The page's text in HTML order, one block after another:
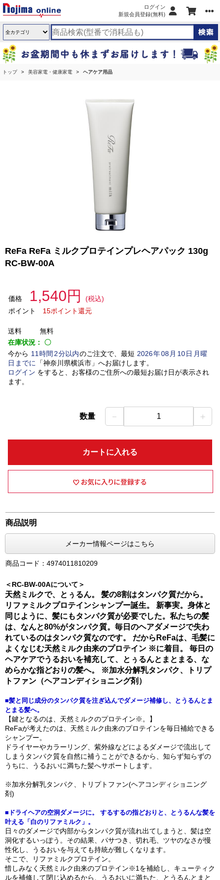
ログイン
新規会員登録(無料)
トップ 美容家電・健康家電 ヘアケア用品
ReFa ReFa ミルクプロテインプレヘアパック 130g
RC-BW-00A
価格 1,540円
(税込)
ポイント
15ポイント還元
送料
無料
在庫状況： 〇
今から 11 時間 2分以内のご注文で、最短 2026年08 月 10日月曜
日 までに 「神奈川県横浜市」 へお届けします。
ログイン をすると、お客様のご住所への最短お届け日が表示され
ます。
数量 － 1 ＋
カートに入れる
商品説明
メーカー情報ページはこちら
商品コード：4974011810209
＜RC-BW-00Aについて＞
天然ミルクで、とぅるん。 髪の8割はタンパク質だから。
リファミルクプロテインシャンプー誕生。 新事実。身体と
同じように、髪にもタンパク質が必要でした。私たちの髪
は、なんと80%がタンパク質。毎日のヘアダメージで失わ
れているのはタンパク質なのです。 だからReFaは、毛髪に
よくなじむ天然ミルク由来のプロテイン ※に着目。 毎日の
ヘアケアでうるおいを補充して、とぅるんとまとまる、な
めらかな指どおりの髪へ。 ※加水分解乳タンパク、トリプ
トファン（ヘアコンディショニング剤）
■髪と同じ成分のタンパク質を注ぎ込んでダメージ補修し、とうるんとま
とまる髪へ。
【鍵となるのは、天然ミルクのプロテイン※。】
ReFaが考えたのは、天然ミルク由来のプロテインを毎日補給できる
シャンプー。
ドライヤーやカラーリング、紫外線などによるダメージで流出して
しまうタンパク質を自然に補うことができるから、知らず知らずの
うちに、うるおいに満ちた髪へサポートします。
※加水分解乳タンパク、トリプトファン(ヘアコンディショニング
剤)
■ドライヘアの空洞ダメージに。 するするの指どおりと、とうるんな髪を
叶える「白のリファミルク」。
日々のダメージで内部からタンパク質が流れ出てしまうと、髪は空
洞化するいっぽう。その結果、パサつき、切れ毛、ツヤのなさが慢
性化し、うるおいを与えても持統が難しくなります。
そこで、リファミルクプロテイン。
惜しみなく天然ミルク由来のプロテイン※1を補給し、キューティク
ルを補修して閉じ込めるから、うるおいに満ちた、とうるんとまと